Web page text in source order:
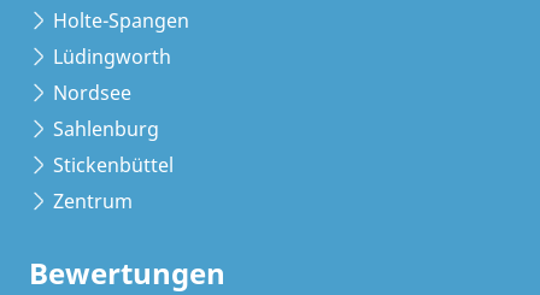
Holte-Spangen
Lüdingworth
Nordsee
Sahlenburg
Stickenbüttel
Zentrum
Bewertungen